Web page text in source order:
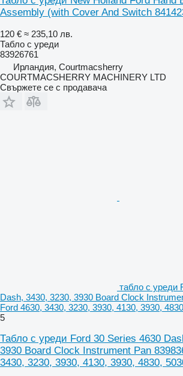
Assembly (with Cover And Switch
120 € ≈ 235,10 лв.
Табло с уреди
83926761
Ирландия, Courtmacsherry
COURTMACSHERRY MACHINERY LTD
Свържете се с продавача
табло с уреди
Dash, 3430, 3230, 3930 Board Clock
Ford 4630, 3430, 3230, 3930, 4130, 3930,
5
Табло с уреди Ford 30 Series 4630
3930 Board Clock Instrument Pan
3430, 3230, 3930, 4130, 3930, 4830,